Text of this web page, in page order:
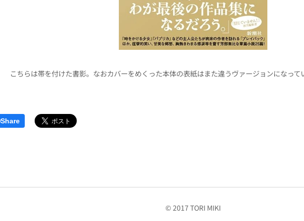
こちらは帯を付けた書影。なおカバーをめくった本体の表紙はまた違うヴァージョンになって
Share
© 2017 TORI MIKI